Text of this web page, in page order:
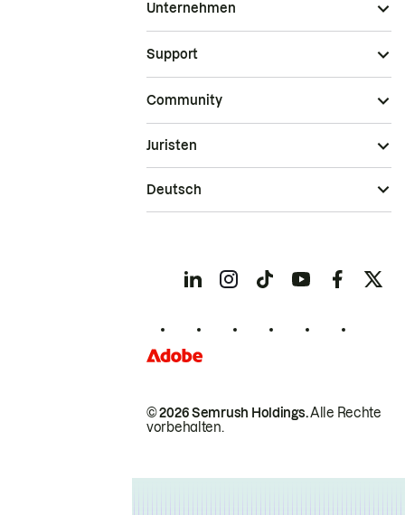
Unternehmen
Support
Community
© 2026 Semrush Holdings.Alle Rechte
vorbehalten.
Juristen
Deutsch